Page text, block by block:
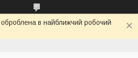
в найближчий робочий